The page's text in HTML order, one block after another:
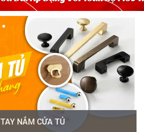
TAY NẮM CỬA TỦ